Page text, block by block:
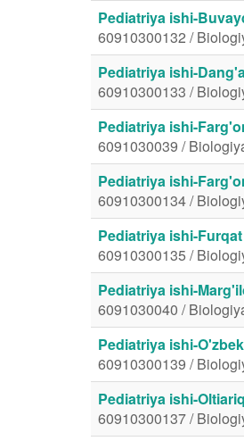
Pediatriya ishi-
60910300132 /
Pediatriya ishi-
60910300133 /
Pediatriya ishi-
6091030039 /
Pediatriya ishi-
60910300134 /
Pediatriya ishi-
60910300135 /
Pediatriya ishi-
6091030040 /
Pediatriya ishi-
60910300139 /
Pediatriya ishi-
60910300137 /